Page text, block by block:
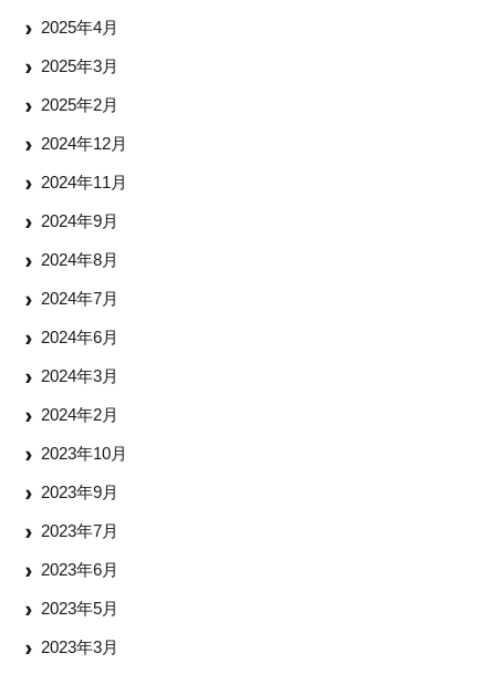
2025年4月
2025年3月
2025年2月
2024年12月
2024年11月
2024年9月
2024年8月
2024年7月
2024年6月
2024年3月
2024年2月
2023年10月
2023年9月
2023年7月
2023年6月
2023年5月
2023年3月